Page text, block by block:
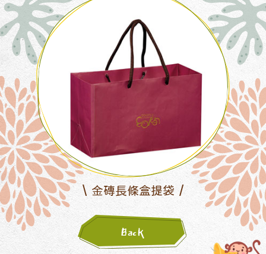
金磚長條盒提袋
Back